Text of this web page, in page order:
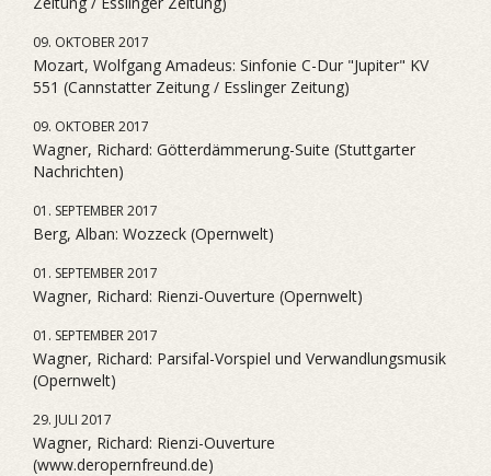
09. OKTOBER 2017
Mozart, Wolfgang Amadeus: Sinfonie C-Dur "Jupiter" KV
551 (Cannstatter Zeitung / Esslinger Zeitung)
09. OKTOBER 2017
Wagner, Richard: Götterdämmerung-Suite (Stuttgarter
Nachrichten)
01. SEPTEMBER 2017
Berg, Alban: Wozzeck (Opernwelt)
01. SEPTEMBER 2017
Wagner, Richard: Rienzi-Ouverture (Opernwelt)
01. SEPTEMBER 2017
Wagner, Richard: Parsifal-Vorspiel und Verwandlungsmusik
(Opernwelt)
29. JULI 2017
Wagner, Richard: Rienzi-Ouverture
(www.deropernfreund.de)